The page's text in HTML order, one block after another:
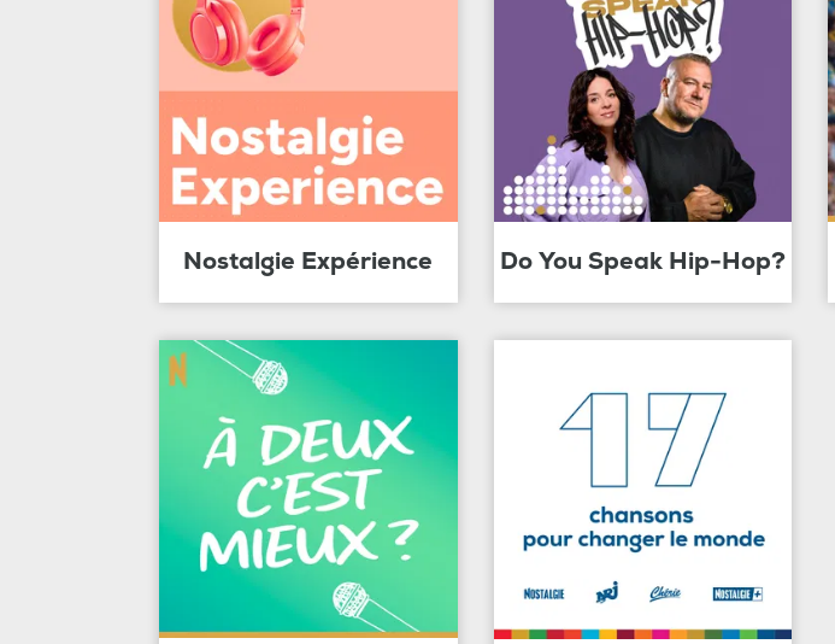
Nostalgie Expérience Do You Speak Hip-Hop?